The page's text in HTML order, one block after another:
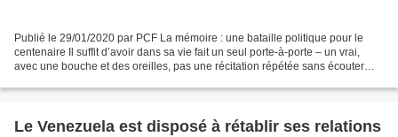
Publié le 29/01/2020 par PCF La mémoire : une bataille politique pour le
centenaire Il suffit d’avoir dans sa vie fait un seul porte-à-porte – un vrai,
avec une bouche et des oreilles, pas une récitation répétée sans écouter
Le Venezuela est disposé à rétablir ses relations